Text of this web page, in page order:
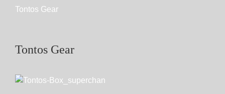
Tontos Gear
Tontos Gear